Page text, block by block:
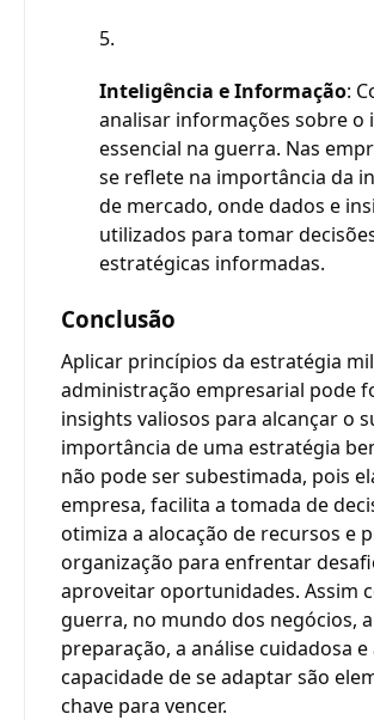
Inteligência e Informação:
analisar informações sobre o
essencial na guerra. Nas
se reflete na importância da
de mercado, onde dados e
utilizados para tomar
estratégicas informadas.
Conclusão
Aplicar princípios da estratégia
administração empresarial pode
insights valiosos para alcançar o
importância de uma estratégia
não pode ser subestimada, pois
empresa, facilita a tomada de
otimiza a alocação de recursos e
organização para enfrentar
aproveitar oportunidades. Assim
guerra, no mundo dos negócios, a
preparação, a análise cuidadosa e
capacidade de se adaptar são
chave para vencer.